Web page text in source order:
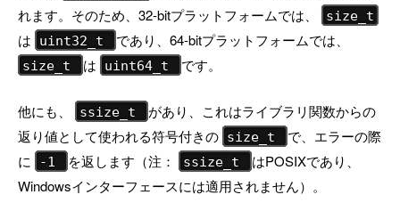
れます。そのため、32-bitプラットフォームでは、
size_t
は uint32_t であり、64-bitプラットフォームでは、
size_t は uint64_t です。
他にも、 ssize_t
があり、これはライブラリ関数からの
返り値として使われる符号付きの size_t
で、エラーの際
に
-1 を返します（注： ssize_t
はPOSIXであり、
Windowsインターフェースには適用されません）。